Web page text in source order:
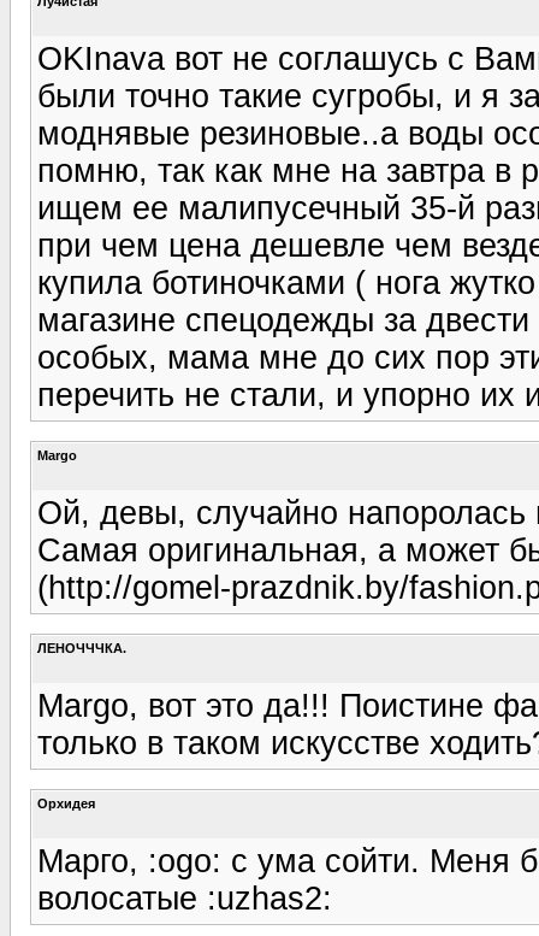
OKInava вот не соглашусь с
были точно такие сугробы, и я
моднявые резиновые..а воды
помню, так как мне на завтра в
ищем ее малипусечный 35-й
при чем цена дешевле чем
купила ботиночками ( нога
магазине спецодежды за
особых, мама мне до сих пор
перечить не стали, и упорно
Margo
Ой, девы, случайно напоролась
Самая оригинальная, а может
(http://gomel-prazdnik.by/
ЛЕНОЧЧЧКА.
Margo, вот это да!!! Поистине
только в таком искусстве
Орхидея
Марго, :ogo: с ума сойти. Меня
волосатые :uzhas2: